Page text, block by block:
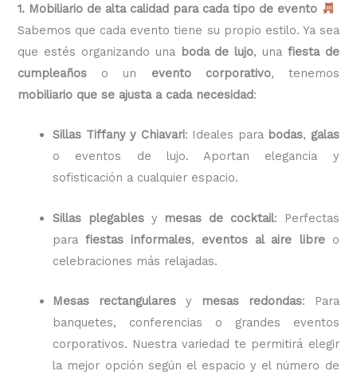
1. Mobiliario de alta calidad para cada tipo de evento
Sabemos que cada evento tiene su propio estilo. Ya sea
que estés organizando una boda de lujo, una fiesta de
cumpleaños o un evento corporativo, tenemos
mobiliario que se ajusta a cada necesidad:
Sillas Tiffany y Chiavari: Ideales para bodas, galas
o eventos de lujo. Aportan elegancia y
sofisticación a cualquier espacio.
Sillas plegablesy mesas de cocktail: Perfectas
parafiestas informales, eventos al aire libreo
celebraciones más relajadas.
Mesas rectangulares y mesas redondas: Para
banquetes, conferencias o grandes eventos
corporativos. Nuestra variedad te permitirá elegir
la mejor opción según el espacio y el número de